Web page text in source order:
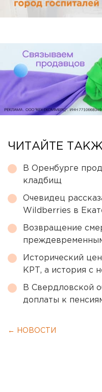
ЧИТАЙТЕ
В Оренбурге
кладбищ
Очевидец
Wildberries в
Возвращение
Исторический
КРТ, а история с
В Свердловской
доплаты к
← НОВОСТИ